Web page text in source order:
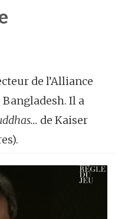
de l’Alliance
Il a
de Kaiser